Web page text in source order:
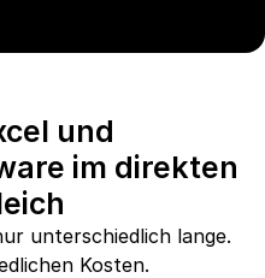
und
im direkten
unterschiedlich lange.
Kosten.